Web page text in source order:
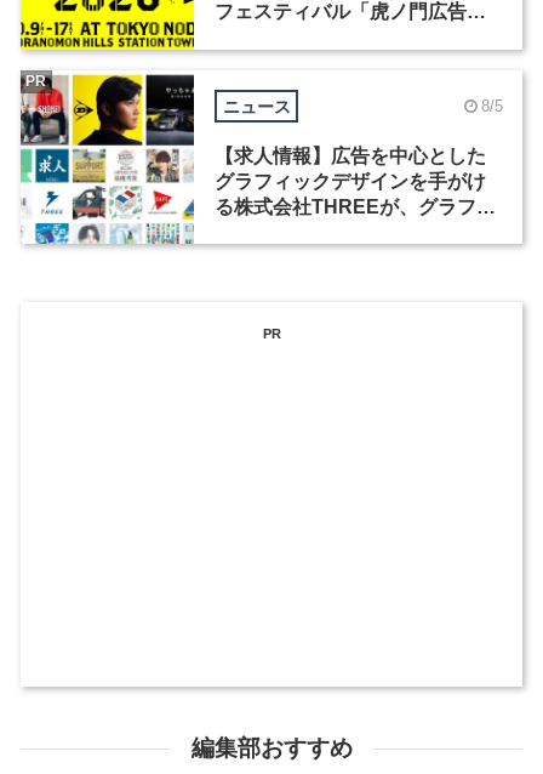
フェスティバル「虎ノ門広告
ニュース 8/5
【求人情報】広告を中心とした
グラフィックデザインを手がけ
る株式会社THREEが、グラフィ
PR
PR
編集部おすすめ